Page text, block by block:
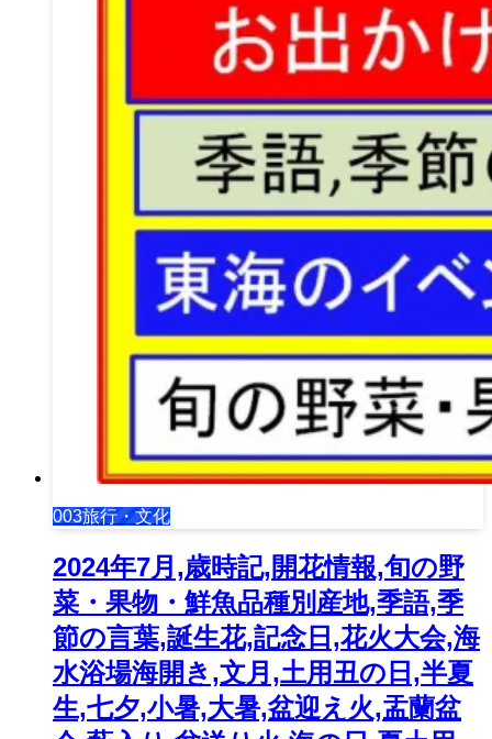
003旅行・文化
2024年7月,歳時記,開花情報,旬の野
菜・果物・鮮魚品種別産地,季語,季
節の言葉,誕生花,記念日,花火大会,海
水浴場海開き,文月,土用丑の日,半夏
生,七夕,小暑,大暑,盆迎え火,盂蘭盆